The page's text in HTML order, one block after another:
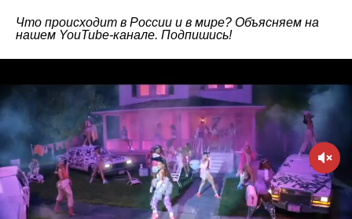
Что происходит в России и в мире? Объясняем на
нашем YouTube-канале. Подпишись!